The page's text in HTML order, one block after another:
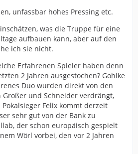
unfassbar hohes Pressing etc.
was die Truppe für eine
aufbauen kann, aber auf den
ich sie nicht.
Erfahrenen Spieler haben denn
2 Jahren ausgestochen? Gohlke
Duo wurden direkt von den
Großer und Schneider verdrängt,
Felix kommt derzeit
sehr gut von der Bank zu
der schon europäisch gespielt
Wörl vorbei, den vor 2 Jahren